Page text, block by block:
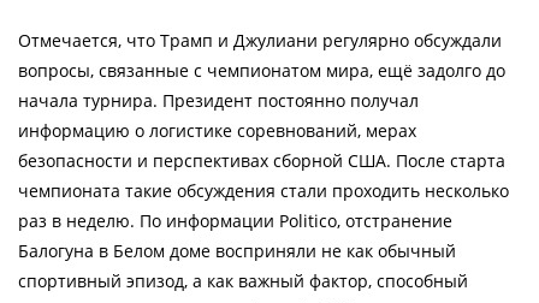
Отмечается, что Трамп и Джулиани регулярно обсуждали
вопросы, связанные с чемпионатом мира, ещё задолго до
начала турнира. Президент постоянно получал
информацию о логистике соревнований, мерах
безопасности и перспективах сборной США. После старта
чемпионата такие обсуждения стали проходить несколько
раз в неделю. По информации Politico, отстранение
Балогуна в Белом доме восприняли не как обычный
спортивный эпизод, а как важный фактор, способный